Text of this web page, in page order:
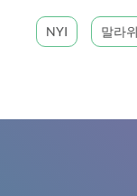
NYI 말라위